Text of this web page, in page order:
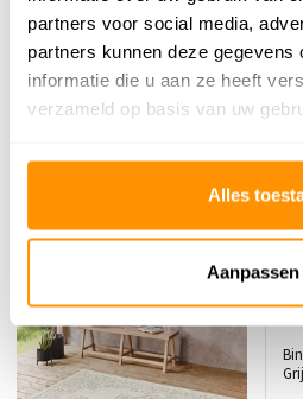
partners voor social media,
partners kunnen deze gegevens
informatie die u aan ze heeft
verzameld op basis van uw
Alles
Aanpassen
0/5 Gemiddelde uit 0
Er zijn nog geen reviews geschreven over dit
Dit vind je misschien ook leuk
KORTING 21%